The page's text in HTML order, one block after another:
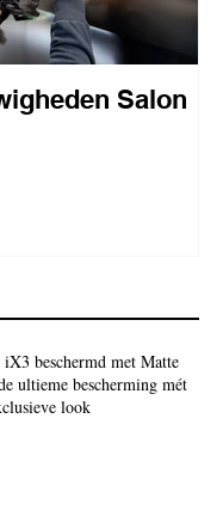
Salon
beschermd met Matte
ultieme bescherming mét
look